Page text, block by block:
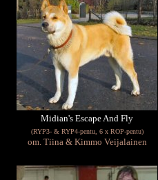
Midian's Escape And Fly
(RYP3- & RYP4-pentu, 6 x ROP-pentu)
om. Tiina & Kimmo Veijalainen